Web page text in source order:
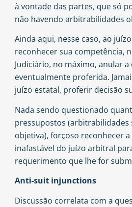
à vontade das partes, que só
não havendo arbitrabilidades
Ainda aqui, nesse caso, ao
reconhecer sua competência,
Judiciário, no máximo, anular a
eventualmente proferida.
juízo estatal, proferir decisão
Nada sendo questionado
pressupostos (arbitrabilidades
objetiva), forçoso reconhecer
inafastável do juízo arbitral
requerimento que lhe for
Anti-suit injunctions
Discussão correlata com a